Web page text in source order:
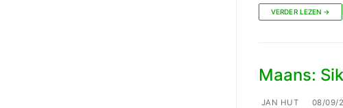
VERDER LEZEN →
Maans:
JAN HUT 08/09/